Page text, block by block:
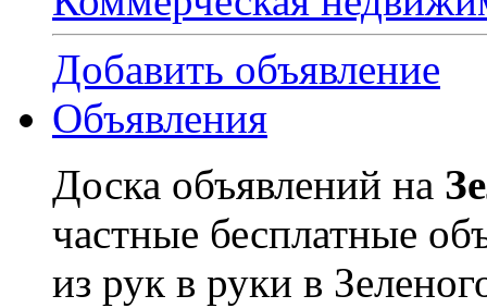
Добавить объявление
Объявления
Доска объявлений на
частные бесплатные
из рук в руки в